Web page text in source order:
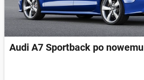
Audi A7 Sportback po nowemu